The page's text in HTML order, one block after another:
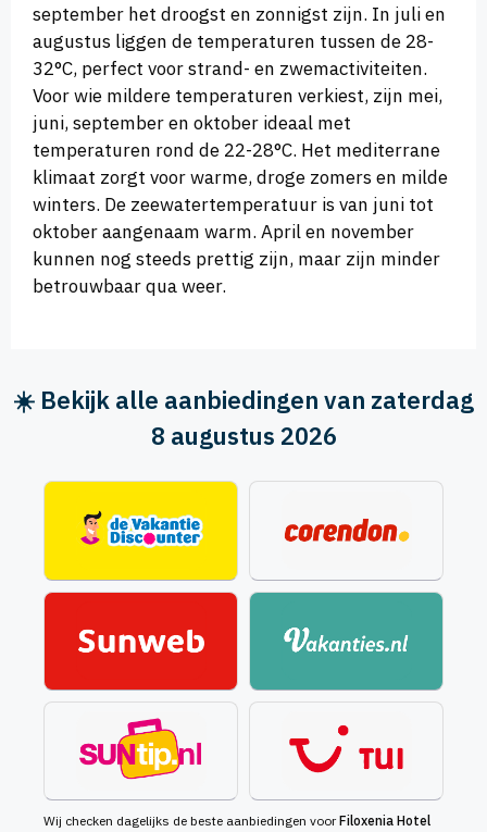
september het droogst en zonnigst zijn. In juli en
augustus liggen de temperaturen tussen de 28-
32°C, perfect voor strand- en zwemactiviteiten.
Voor wie mildere temperaturen verkiest, zijn mei,
juni, september en oktober ideaal met
temperaturen rond de 22-28°C. Het mediterrane
klimaat zorgt voor warme, droge zomers en milde
winters. De zeewatertemperatuur is van juni tot
oktober aangenaam warm. April en november
kunnen nog steeds prettig zijn, maar zijn minder
betrouwbaar qua weer.
☀️ Bekijk alle aanbiedingen van zaterdag
8 augustus 2026
Wij checken dagelijks de beste aanbiedingen voorFiloxenia Hotel